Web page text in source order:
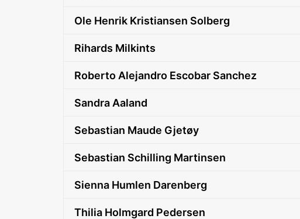
Ole Henrik Kristiansen Solberg
Rihards Milkints
Roberto Alejandro Escobar Sanchez
Sandra Aaland
Sebastian Maude Gjetøy
Sebastian Schilling Martinsen
Sienna Humlen Darenberg
Thilia Holmgard Pedersen